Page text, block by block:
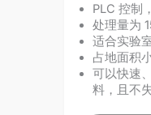
PLC 控制
处理量为
适合实验
占地面积
可以快速
料，且不